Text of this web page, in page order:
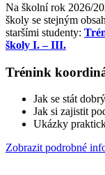
Na školní rok 2026/
školy se stejným
staršími studenty:
školy I. – III.
Trénink
Jak se stát
Jak si zajistit
Ukázky
Zobrazit podrobné